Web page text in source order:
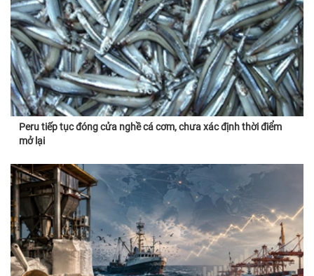
Peru tiếp tục đóng cửa nghề cá cơm, chưa xác định thời điểm
mở lại